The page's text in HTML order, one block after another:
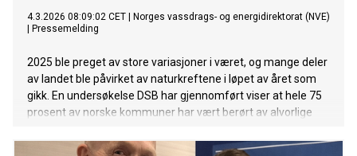
4.3.2026 08:09:02 CET
Norges vassdrags- og energidirektorat (NVE)
Pressemelding
2025 ble preget av store variasjoner i været, og mange deler
av landet ble påvirket av naturkreftene i løpet av året som
gikk. En undersøkelse DSB har gjennomført viser at hele 75
prosent av norske kommuner har vært berørt av alvorlige